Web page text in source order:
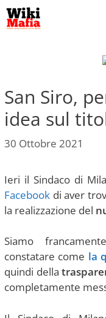
Vai
al
San Siro,
idea sul
30 Ottobre 2021
Ieri il Sindaco di
Facebook di aver
la realizzazione del
Siamo
constatare come la
quindi della
completamente